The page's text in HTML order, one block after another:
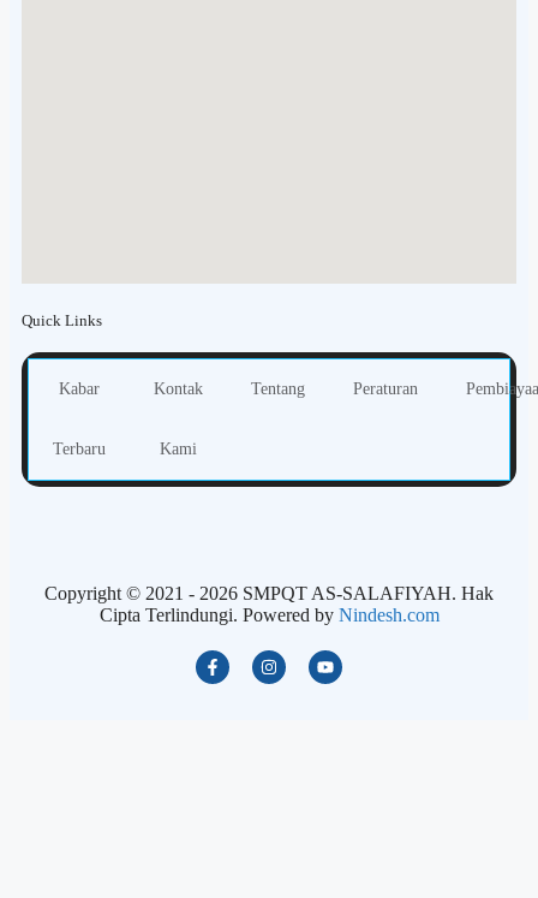
Quick Links
Kabar
Terbaru
Kontak
Kami
Tentang Peraturan
Copyright © 2021 - 2026 SMPQT AS-SALAFIYAH. Hak
Cipta Terlindungi. Powered by Nindesh.com